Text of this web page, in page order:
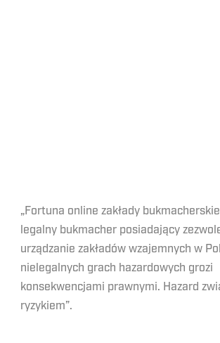
„Fortuna online zakłady
legalny bukmacher posiadający
urządzanie zakładów wzajemnych w
nielegalnych grach hazardowych grozi
konsekwencjami prawnymi. Hazard
ryzykiem”.